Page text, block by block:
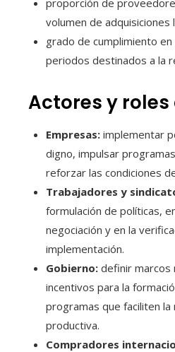
volumen de adquisiciones
grado de cumplimiento
periodos destinados a la
Actores y
Empresas: implementar
digno, impulsar
reforzar las condiciones
Trabajadores y
formulación de políticas,
negociación y en la
implementación.
Gobierno: definir
incentivos para la
programas que faciliten la
productiva.
Compradores